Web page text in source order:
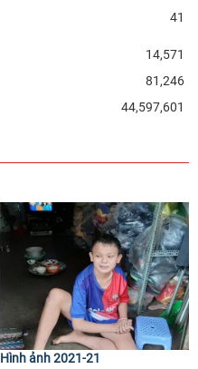
41
14,571
81,246
44,597,601
Hình ảnh 2021-21